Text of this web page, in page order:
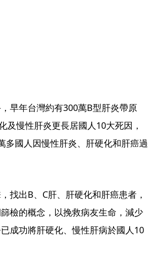
早年台灣約有300萬B型肝炎帶原
及慢性肝炎更長居國人10大死因，
國人因慢性肝炎、肝硬化和肝癌過
找出B、C肝、肝硬化和肝癌患者，
檢的概念，以挽救病友生命，減少
成功將肝硬化、慢性肝病於國人10